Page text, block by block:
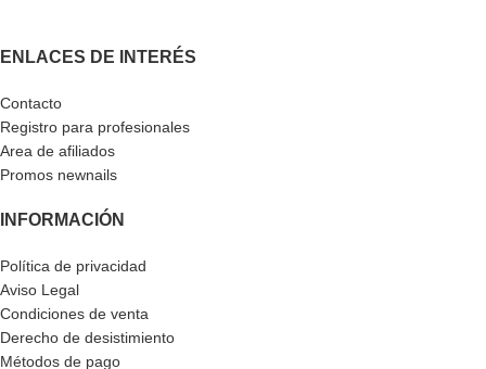
ENLACES DE INTERÉS
Contacto
Registro para profesionales
Area de afiliados
Promos newnails
INFORMACIÓN
Política de privacidad
Aviso Legal
Condiciones de venta
Derecho de desistimiento
Métodos de pago